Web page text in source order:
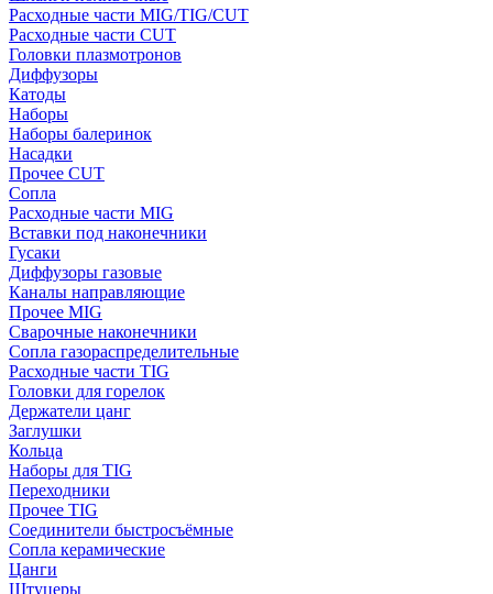
Расходные части MIG/TIG/CUT
Расходные части CUT
Головки плазмотронов
Диффузоры
Катоды
Наборы
Наборы балеринок
Насадки
Прочее CUT
Сопла
Расходные части MIG
Вставки под наконечники
Гусаки
Диффузоры газовые
Каналы направляющие
Прочее MIG
Сварочные наконечники
Сопла газораспределительные
Расходные части TIG
Головки для горелок
Держатели цанг
Заглушки
Кольца
Наборы для TIG
Переходники
Прочее TIG
Соединители быстросъёмные
Сопла керамические
Цанги
Штуцеры